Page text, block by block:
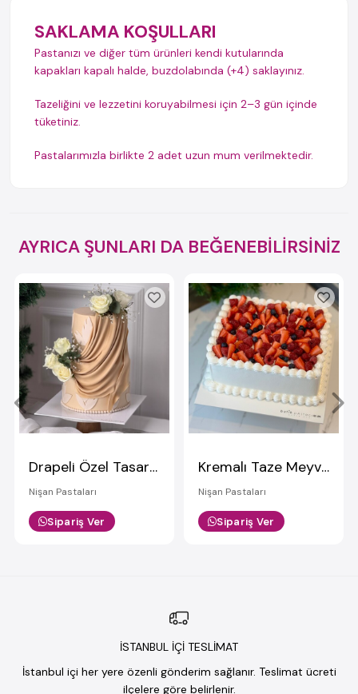
SAKLAMA KOŞULLARI
Pastanızı ve diğer tüm ürünleri kendi kutularında
kapakları kapalı halde, buzdolabında (+4) saklayınız.
Tazeliğini ve lezzetini koruyabilmesi için 2–3 gün içinde
tüketiniz.
Pastalarımızla birlikte 2 adet uzun mum verilmektedir.
AYRICA ŞUNLARI DA BEĞENEBİLİRSİNİZ
Drapeli Özel Tasarım Nişan Pastası
Nişan Pastaları
Sipariş Ver
Kremalı Taze Meyveli Pasta
Nişan Pastaları
Sipariş Ver
İSTANBUL İÇİ TESLİMAT
İstanbul içi her yere özenli gönderim sağlanır. Teslimat ücreti
ilçelere göre belirlenir.